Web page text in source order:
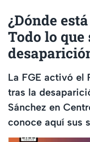
¿Dónde
Todo lo que
La FGE activó el
tras la
Sánchez en
conoce aquí sus